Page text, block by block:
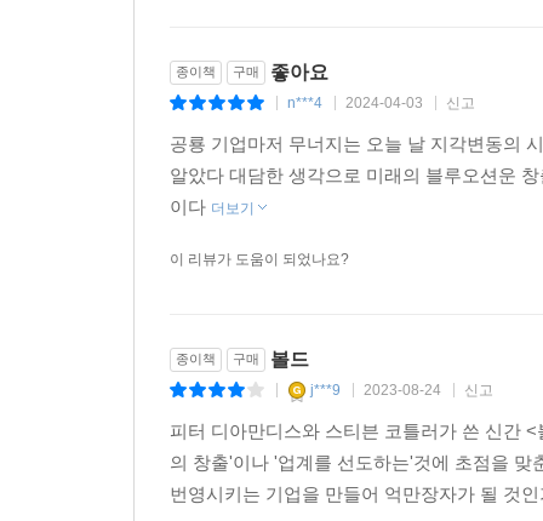
종이책 구매 좋아요
n***4 2024-04-03 신고
공룡 기업마저 무너지는 오늘 날 지각변동의
알았다 대담한 생각으로 미래의 블루오션운
이다 더보기
이 리뷰가 도움이 되었나요?
종이책 구매 볼드
j***9 2023-08-24 신고
피터 디아만디스와 스티븐 코틀러가 쓴 신간
의 창출'이나 '업계를 선도하는'것에 초점을
번영시키는 기업을 만들어 억만장자가 될 것